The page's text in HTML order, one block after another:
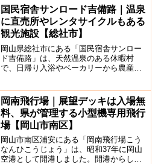
ものが集結した総合観光ショップです。
園内には、蒜山の絶景を一望...
国民宿舎サンロード吉備路｜温泉
に直売所やレンタサイクルもある
観光施設【総社市】
岡山県総社市にある「国民宿舎サンロー
ド吉備路」は、天然温泉のある休暇村
で、日帰り入浴やベーカリーから農産物
が直接販売を行う「サン直広場」も人気
で、旬の野菜や新鮮な果物、...
岡南飛行場｜展望デッキは入場無
料、県が管理する小型機専用飛行
場【岡山市南区】
岡山市南区浦安にある「岡南飛行場こう
なんひこうじょう」は、昭和37年に岡山
空港として開港しました。開港からしば